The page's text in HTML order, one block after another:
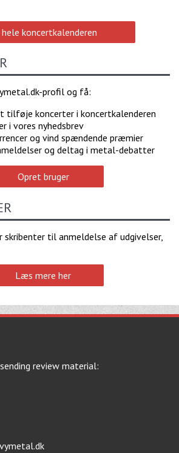
hele koncertkalenderen
profil og få:
tilføje koncerter i koncertkalenderen
i vores nyhedsbrev
og vind spændende præmier
og deltag i metal-debatter
Opret bruger
skribenter til anmeldelse af udgivelser,
Læs mere her
review material: